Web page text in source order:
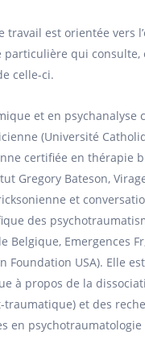
travail est orientée vers
particulière qui consulte,
celle-ci.
et en psychanalyse
(Université
certifiée en thérapie
Gregory Bateson,
et
des
Belgique, Emergences
Foundation USA). Elle
à propos de la
et des
en psychotraumatologie